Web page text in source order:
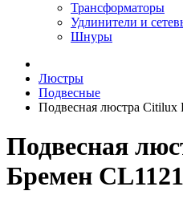
Трансформаторы
Удлинители и
Шнуры
Люстры
Подвесные
Подвесная люстра Citilux
Подвесная
Бремен